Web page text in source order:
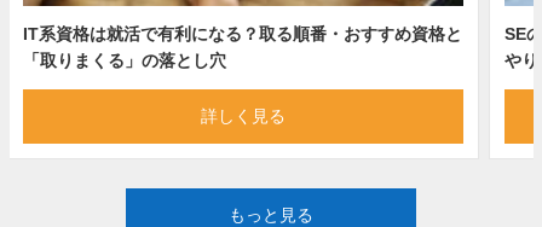
IT系資格は就活で有利になる？取る順番・おすすめ資格と
「取りまくる」の落とし穴
詳しく見る
SE
やり
もっと見る